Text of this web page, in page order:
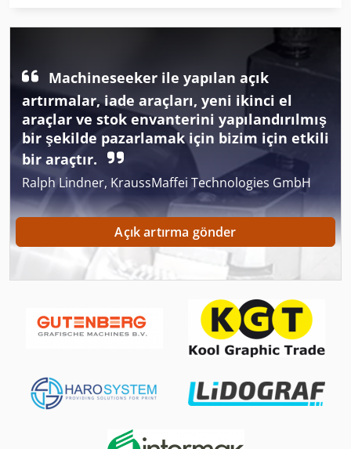
Gkt 60
Hsc 20 Linear
Izlenen Araç
Köşe Araçları
Neophot 2
Sayfa Hub
Tak 18
Machineseeker ile yapılan açık
artırmalar, iade araçları, yeni ikinci el
araçlar ve stok envanterini yapılandırılmış
bir şekilde pazarlamak için bizim için etkili
bir araçtır.
Ralph Lindner, KraussMaffei Technologies GmbH
Açık artırma gönder